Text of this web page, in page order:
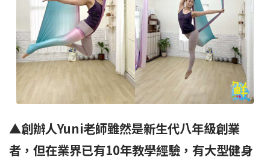
▲創辦人Yuni老師雖然是新生代八年級創業
者，但在業界已有10年教學經驗，有大型健身